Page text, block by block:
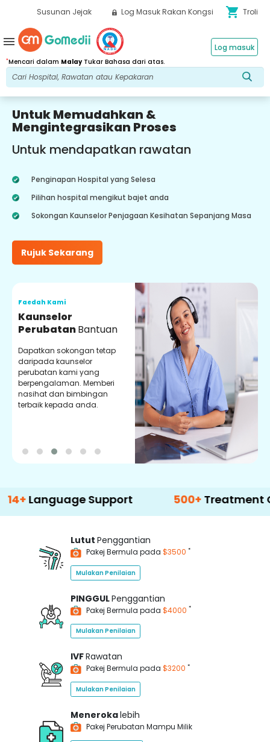
Susunan Jejak Log Masuk Rakan Kongsi shopping_cart Troli
*Mencari dalam MalayTukar Bahasa dari atas.
Log masuk
menu
Untuk Memudahkan &
Mengintegrasikan Proses
Untuk mendapatkan rawatan
Penginapan Hospital yang Selesa
Pilihan hospital mengikut bajet anda
Sokongan Kaunselor Penjagaan Kesihatan Sepanjang Masa
Rujuk Sekarang
Faedah Kami
Kaunselor
PerubatanBantuan
Dapatkan sokongan tetap
daripada kaunselor
perubatan kami yang
berpengalaman. Memberi
nasihat dan bimbingan
terbaik kepada anda.
Support 500+ Treatment Options
Lutut Penggantian
Pakej Bermula pada $3500 *
Mulakan Penilaian
PINGGULPenggantian
Pakej Bermula pada $4000 *
Mulakan Penilaian
IVFRawatan
Pakej Bermula pada $3200 *
Mulakan Penilaian
Menerokalebih
Pakej Perubatan Mampu Milik